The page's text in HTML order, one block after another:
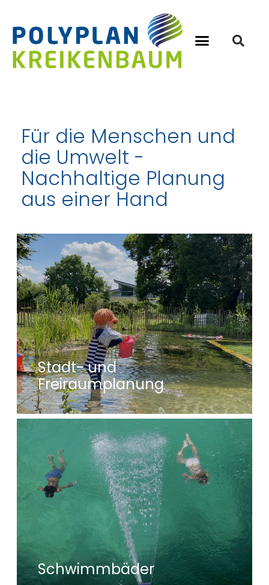
Für die Menschen und
die Umwelt -
Nachhaltige Planung
aus einer Hand
Stadt- und
Freiraumplanung
Schwimmbäder